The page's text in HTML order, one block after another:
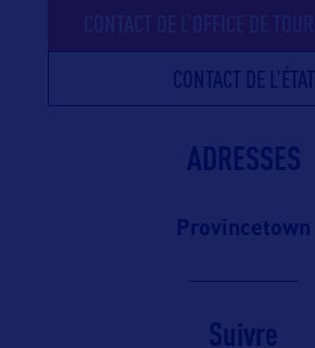
CONTACT DE L'ÉTAT
ADRESSES
Provincetown
Suivre